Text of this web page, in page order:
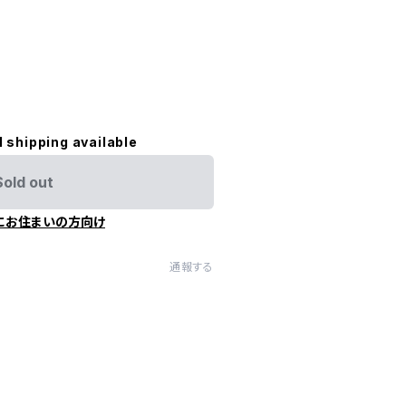
shipping available
out
お住まいの方向け
通報する